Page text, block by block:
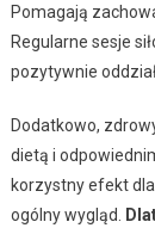
Pomagają
Regularne sesje
pozytywnie
Dodatkowo,
dietą i
korzystny efekt
ogólny wygląd.